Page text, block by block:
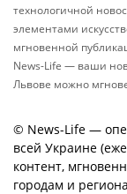
технологичной
элементами
мгновенной
News-Life — ваши
Львове можно
© News-Life —
всей Украине
контент,
городам и